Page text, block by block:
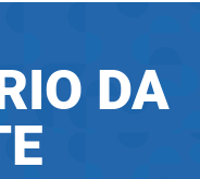
DA